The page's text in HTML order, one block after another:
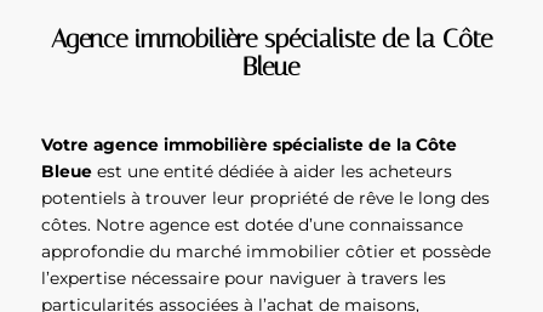
Agence immobilière spécialiste de la Côte
Bleue
Votre agence immobilière spécialiste de la Côte
Bleueest une entité dédiée à aider les acheteurs
potentiels à trouver leur propriété de rêve le long des
côtes. Notre agence est dotée d’une connaissance
approfondie du marché immobilier côtier et possède
l’expertise nécessaire pour naviguer à travers les
particularités associées à l’achat de maisons,